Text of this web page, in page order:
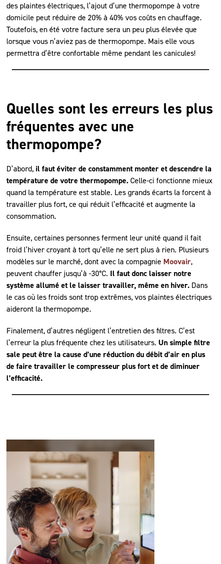
des plaintes électriques, l’ajout d’une thermopompe à votre
domicile peut réduire de 20% à 40% vos coûts en chauffage.
Toutefois, en été votre facture sera un peu plus élevée que
lorsque vous n’aviez pas de thermopompe. Mais elle vous
permettra d’être confortable même pendant les canicules!
Quelles sont les erreurs les plus
fréquentes avec une
thermopompe?
D’abord, il faut éviter de constamment monter et descendre la
température de votre thermopompe.Celle-ci fonctionne mieux
quand la température est stable. Les grands écarts la forcent à
travailler plus fort, ce qui réduit l’efficacité et augmente la
consommation.
Ensuite, certaines personnes ferment leur unité quand il fait
froid l’hiver croyant à tort qu’elle ne sert plus à rien. Plusieurs
modèles sur le marché, dont avec la compagnie Moovair,
peuvent chauffer jusqu’à -30°C. Il faut donc laisser notre
système allumé et le laisser travailler, même en hiver. Dans
le cas où les froids sont trop extrêmes, vos plaintes électriques
aideront la thermopompe.
Finalement, d’autres négligent l’entretien des filtres. C’est
l’erreur la plus fréquente chez les utilisateurs. Un simple filtre
sale peut être la cause d’une réduction du débit d’air en plus
de faire travailler le compresseur plus fort et de diminuer
l’efficacité.